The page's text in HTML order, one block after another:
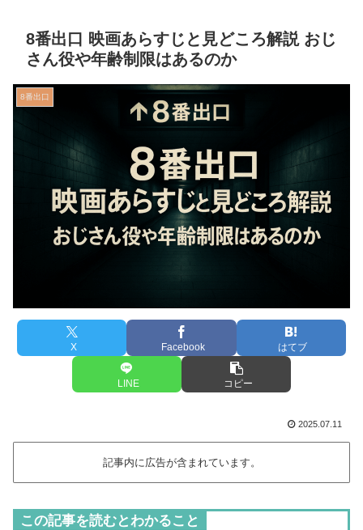
8番出口 映画あらすじと見どころ解説 おじ
さん役や年齢制限はあるのか
8番出口
X Facebook はてブ
LINE コピー
2025.07.11
記事内に広告が含まれています。
この記事を読むとわかること